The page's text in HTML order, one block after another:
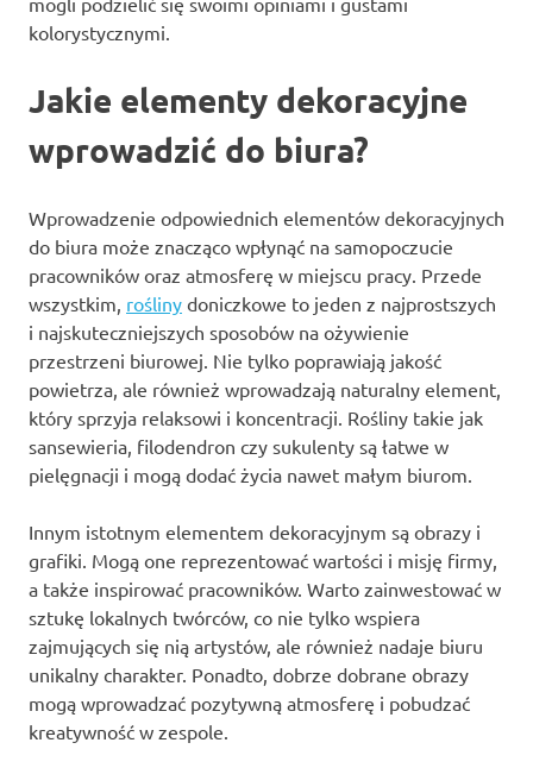
kolorystycznymi.
Jakie elementy dekoracyjne
wprowadzić do biura?
Wprowadzenie odpowiednich elementów dekoracyjnych
do biura może znacząco wpłynąć na samopoczucie
pracowników oraz atmosferę w miejscu pracy. Przede
wszystkim, rośliny doniczkowe to jeden z najprostszych
i najskuteczniejszych sposobów na ożywienie
przestrzeni biurowej. Nie tylko poprawiają jakość
powietrza, ale również wprowadzają naturalny element,
który sprzyja relaksowi i koncentracji. Rośliny takie jak
sansewieria, filodendron czy sukulenty są łatwe w
pielęgnacji i mogą dodać życia nawet małym biurom.
Innym istotnym elementem dekoracyjnym są obrazy i
grafiki. Mogą one reprezentować wartości i misję firmy,
a także inspirować pracowników. Warto zainwestować w
sztukę lokalnych twórców, co nie tylko wspiera
zajmujących się nią artystów, ale również nadaje biuru
unikalny charakter. Ponadto, dobrze dobrane obrazy
mogą wprowadzać pozytywną atmosferę i pobudzać
kreatywność w zespole.